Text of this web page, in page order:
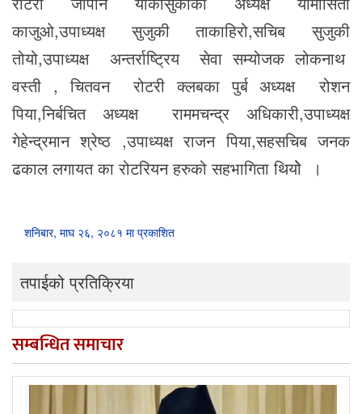
काजुओ,उपाध्यक्ष सुजुकी ताकाहिरो,सचिब सुजुकी
तोयो,उपाध्यक्ष अन्तर्राष्ट्रिय सेवा सम्योजक लोकनाथ
वस्ती , चितवन रोटरी क्लबका पुर्ब अध्यक्ष रोशन
पिया,निर्बचित अध्यक्ष राममचन्द्र अधिकारी,उपाध्यक्ष
गेहेन्द्रमान श्रेष्ठ ,उपाध्यक्ष राजन पिया,सहसचिब जनक
ढकाल लगायत का रोटरियन हरुको सहभागिता थियोे ।
शनिबार, माघ २६, २०८१ मा प्रकाशित
तपाईको प्रतिक्रिया
सम्बन्धित समाचार